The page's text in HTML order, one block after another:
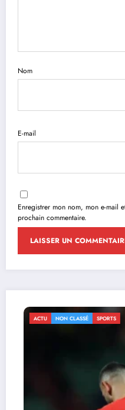
Nom
E-mail
Enregistrer mon nom, mon e-mail
prochain commentaire.
ACTU NON CLASSÉ SPORTS